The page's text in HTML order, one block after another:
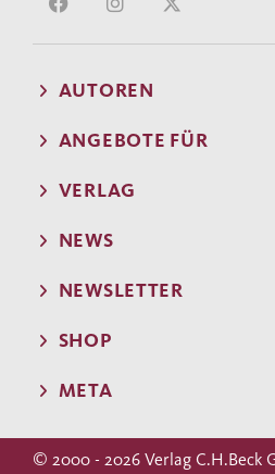
AUTOREN
ANGEBOTE FÜR
VERLAG
NEWS
NEWSLETTER
SHOP
META
© 2000 - 2026 Verlag C.H.Beck